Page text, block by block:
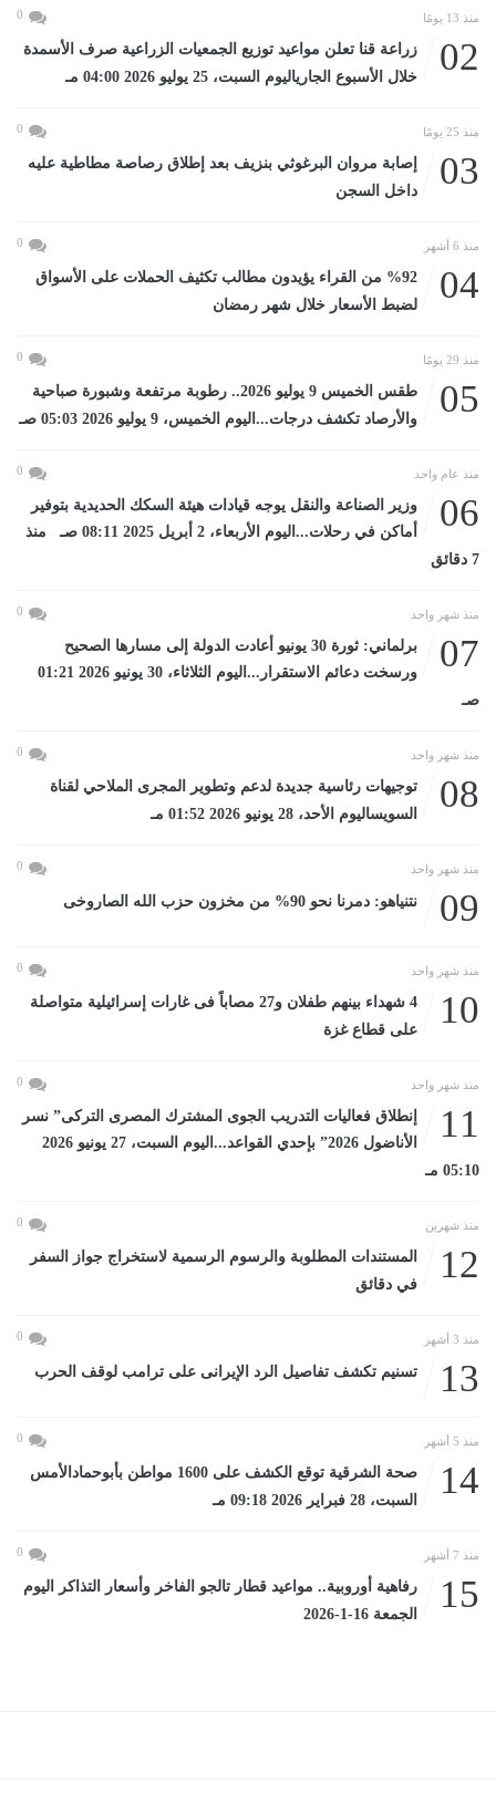
منذ 13 يومًا 0
02
زراعة قنا تعلن مواعيد توزيع الجمعيات الزراعية صرف الأسمدة
خلال الأسبوع الجارياليوم السبت، 25 يوليو 2026 04:00 مـ
منذ 25 يومًا 0
03
إصابة مروان البرغوثي بنزيف بعد إطلاق رصاصة مطاطية عليه
داخل السجن
منذ 6 أشهر 0
04
%92 من القراء يؤيدون مطالب تكثيف الحملات على الأسواق
لضبط الأسعار خلال شهر رمضان
منذ 29 يومًا 0
05
طقس الخميس 9 يوليو 2026.. رطوبة مرتفعة وشبورة صباحية
والأرصاد تكشف درجات...اليوم الخميس، 9 يوليو 2026 05:03 صـ
منذ عام واحد 0
06
وزير الصناعة والنقل يوجه قيادات هيئة السكك الحديدية بتوفير
أماكن في رحلات...اليوم الأربعاء، 2 أبريل 2025 08:11 صـ منذ
7 دقائق
منذ شهر واحد 0
07
برلماني: ثورة 30 يونيو أعادت الدولة إلى مسارها الصحيح
ورسخت دعائم الاستقرار...اليوم الثلاثاء، 30 يونيو 2026 01:21
صـ
منذ شهر واحد 0
08
توجيهات رئاسية جديدة لدعم وتطوير المجرى الملاحي لقناة
السويساليوم الأحد، 28 يونيو 2026 01:52 مـ
منذ شهر واحد 0
09 نتنياهو: دمرنا نحو 90% من مخزون حزب الله الصاروخى
منذ شهر واحد 0
10
4 شهداء بينهم طفلان و27 مصاباً فى غارات إسرائيلية متواصلة
على قطاع غزة
منذ شهر واحد 0
11
إنطلاق فعاليات التدريب الجوى المشترك المصرى التركى” نسر
الأناضول 2026” بإحدي القواعد...اليوم السبت، 27 يونيو 2026
05:10 مـ
منذ شهرين 0
12
المستندات المطلوبة والرسوم الرسمية لاستخراج جواز السفر
في دقائق
منذ 3 أشهر 0
13 تسنيم تكشف تفاصيل الرد الإيرانى على ترامب لوقف الحرب
منذ 5 أشهر 0
14
صحة الشرقية توقع الكشف على 1600 مواطن بأبوحمادالأمس
السبت، 28 فبراير 2026 09:18 مـ
منذ 7 أشهر 0
15
رفاهية أوروبية.. مواعيد قطار تالجو الفاخر وأسعار التذاكر اليوم
الجمعة 16-1-2026